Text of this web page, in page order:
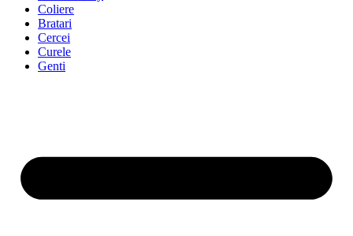
Coliere
Bratari
Cercei
Curele
Genti